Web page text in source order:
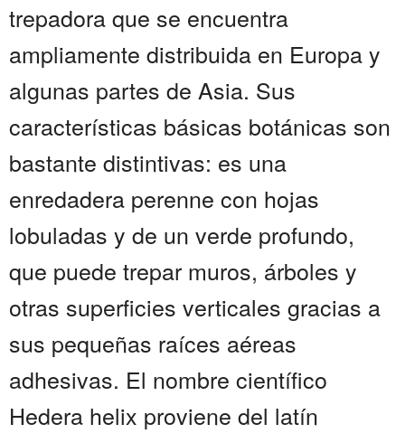
trepadora que se encuentra
ampliamente distribuida en Europa y
algunas partes de Asia. Sus
características básicas botánicas son
bastante distintivas: es una
enredadera perenne con hojas
lobuladas y de un verde profundo,
que puede trepar muros, árboles y
otras superficies verticales gracias a
sus pequeñas raíces aéreas
adhesivas. El nombre científico
Hedera helix proviene del latín